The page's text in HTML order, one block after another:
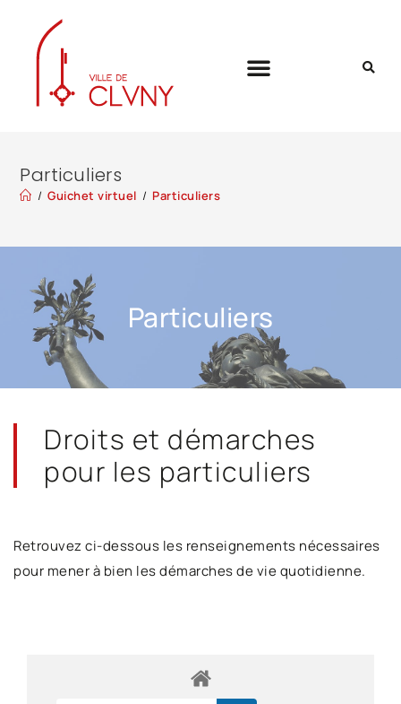
Particuliers
/ Guichet virtuel / Particuliers
Particuliers
Droits et démarches
pour les particuliers
Retrouvez ci-dessous les renseignements nécessaires
pour mener à bien les démarches de vie quotidienne.